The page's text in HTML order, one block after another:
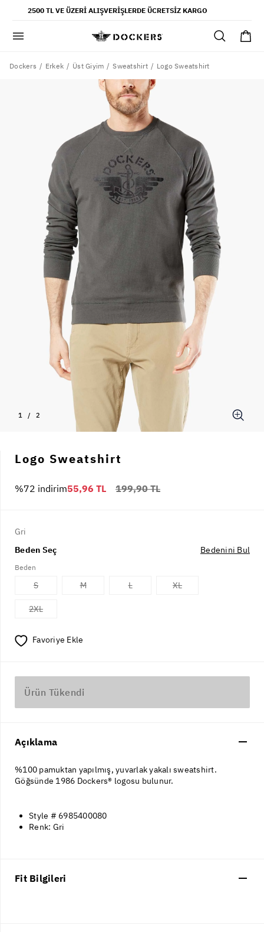
2500 TL VE ÜZERI ALIŞVERIŞLERDE ÜCRETSIZ KARGO
gömlek
şort
ultimate chino pantolon
yaz koleksiyonu
Dockers Erkek Üst Giyim Sweatshirt Logo Sweatshirt
1 / 2
Logo Sweatshirt
199,90 TL
%72 indirim55,96 TL
Gri
Beden Seç
Bedenini Bul
Beden
S M L XL
2XL
Favoriye Ekle
Ürün Tükendi
Açıklama
%100 pamuktan yapılmış, yuvarlak yakalı sweatshirt.
Göğsünde 1986 Dockers® logosu bulunur.
Style # 6985400080
Renk: Gri
Fit Bilgileri